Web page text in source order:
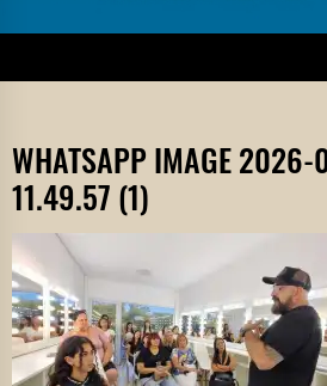
WHATSAPP IMAGE
11.49.57 (1)